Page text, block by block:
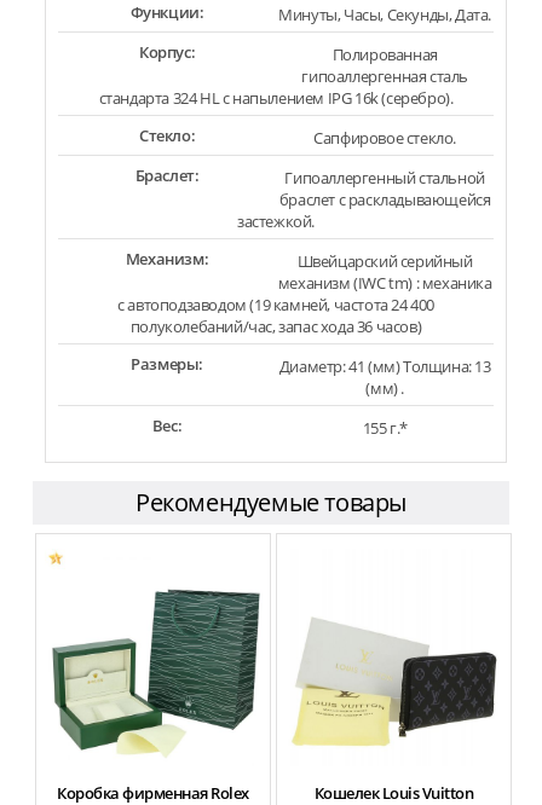
Функции:
Минуты, Часы, Секунды, Дата.
Корпус:
Полированная
гипоаллергенная сталь
стандарта 324 HL с напылением IPG 16k (серебро).
Стекло:
Сапфировое стекло.
Браслет:
Гипоаллергенный стальной
браслет с раскладывающейся
застежкой.
Механизм:
Швейцарский серийный
механизм (IWC tm) : механика
с автоподзаводом (19 камней, частота 24 400
полуколебаний/час, запас хода 36 часов)
Размеры:
Диаметр: 41 (мм) Толщина: 13
(мм) .
Вес:
155 г.*
Рекомендуемые товары
Коробка фирменная Rolex Кошелек Louis Vuitton